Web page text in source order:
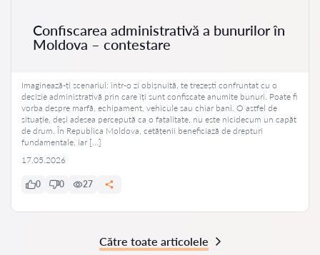
Confiscarea administrativă a bunurilor în
Moldova – contestare
Imaginează-ți scenariul: într-o zi obișnuită, te trezești confruntat cu o
decizie administrativă prin care îți sunt confiscate anumite bunuri. Poate fi
vorba despre marfă, echipament, vehicule sau chiar bani. O astfel de
situație, deși adesea percepută ca o fatalitate, nu este nicidecum un capăt
de drum. În Republica Moldova, cetățenii beneficiază de drepturi
fundamentale, iar […]
17.05.2026
0 0 27
Către toate articolele